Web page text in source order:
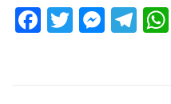
F T M T